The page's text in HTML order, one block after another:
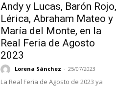
Andy y Lucas, Barón Rojo,
Lérica, Abraham Mateo y
María del Monte, en la
Real Feria de Agosto
2023
Lorena Sánchez - 25/07/2023
La Real Feria de Agosto de 2023 ya